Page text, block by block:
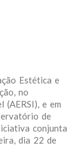
Estética e
no
(AERSI), e em
de
conjunta
dia 22 de